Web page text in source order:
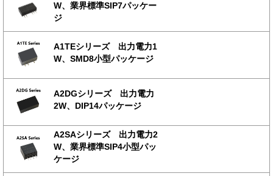
W、業界標準SIP7パッケー
ジ
A1TEシリーズ 出力電力1
W、SMD8小型パッケージ
A2DGシリーズ 出力電力
2W、DIP14パッケージ
A2SAシリーズ 出力電力2
W、業界標準SIP4小型パッ
ケージ